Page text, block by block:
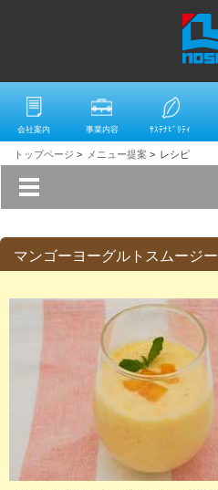
会社案内 事業内容 ｻｽﾃﾅﾋﾞﾘﾃｨ
トップページ > メニュー提案 > レシピ
マンゴーヨーグルトスムージー